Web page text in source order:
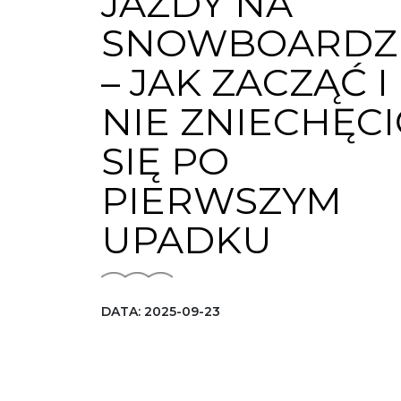
– JAK ZACZĄĆ I
NIE
SIĘ PO
PIERWSZYM
UPADKU
DATA: 2025-09-23